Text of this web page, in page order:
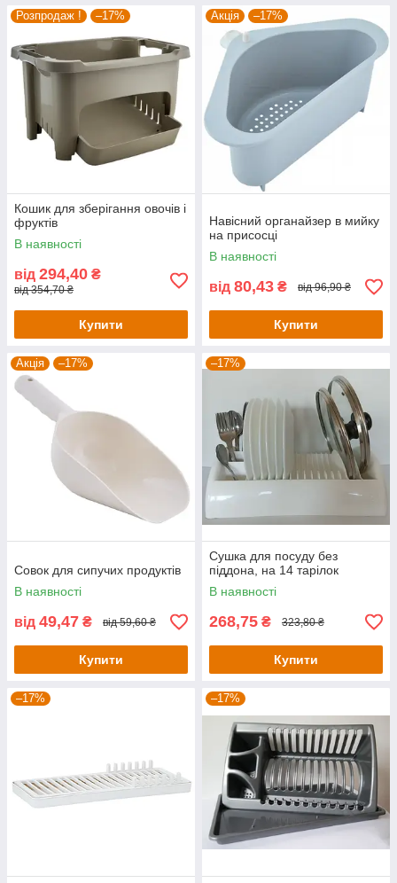
Розпродаж ! –17%
Кошик для зберігання овочів і
фруктів
В наявності
від 294,40 ₴
від 354,70 ₴
Купити
Акція –17%
Навісний органайзер в мийку
на присосці
В наявності
від 80,43 ₴ від 96,90 ₴
Купити
Акція –17%
Совок для сипучих продуктів
В наявності
від 49,47 ₴ від 59,60 ₴
Купити
–17%
Сушка для посуду без
піддона, на 14 тарілок
В наявності
268,75 ₴ 323,80 ₴
Купити
–17% –17%